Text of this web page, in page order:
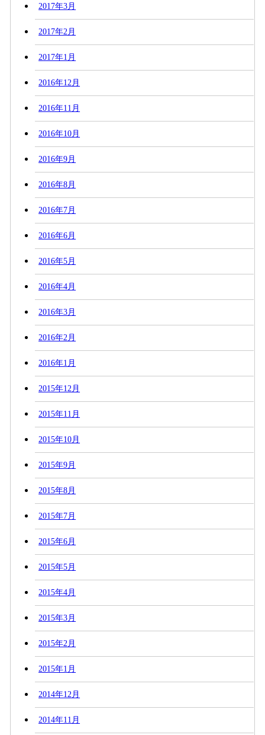
2017年3月
2017年2月
2017年1月
2016年12月
2016年11月
2016年10月
2016年9月
2016年8月
2016年7月
2016年6月
2016年5月
2016年4月
2016年3月
2016年2月
2016年1月
2015年12月
2015年11月
2015年10月
2015年9月
2015年8月
2015年7月
2015年6月
2015年5月
2015年4月
2015年3月
2015年2月
2015年1月
2014年12月
2014年11月